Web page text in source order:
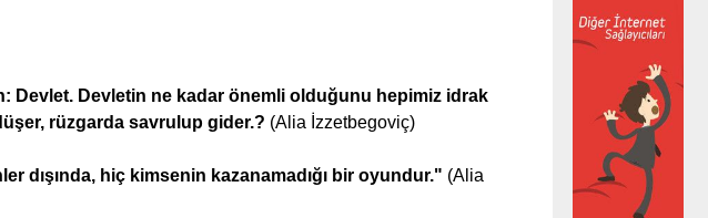
Devlet. Devletin ne kadar önemli olduğunu hepimiz idrak
rüzgarda savrulup gider.? (Alia İzzetbegoviç)
dışında, hiç kimsenin kazanamadığı bir oyundur." (Alia